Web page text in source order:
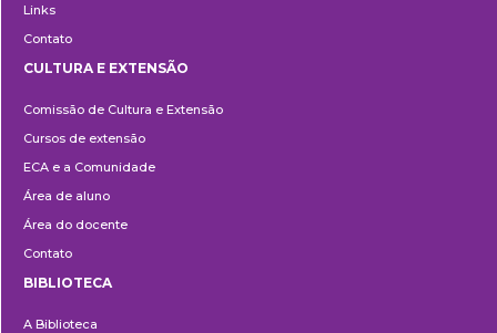
Links
Contato
e
Extensão
CULTURA E EXTENSÃO
Comissão de Cultura e Extensão
Cursos de extensão
ECA e a Comunidade
Área de aluno
Área do docente
Contato
BIBLIOTECA
A Biblioteca